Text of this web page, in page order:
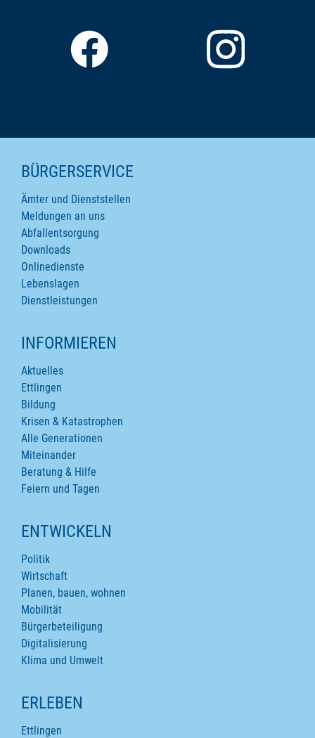
SEITENINHALTE
BÜRGERSERVICE
Ämter und Dienststellen
Meldungen an uns
Abfallentsorgung
Downloads
Onlinedienste
Lebenslagen
Dienstleistungen
INFORMIEREN
Aktuelles
Ettlingen
Bildung
Krisen & Katastrophen
Alle Generationen
Miteinander
Beratung & Hilfe
Feiern und Tagen
ENTWICKELN
Politik
Wirtschaft
Planen, bauen, wohnen
Mobilität
Bürgerbeteiligung
Digitalisierung
Klima und Umwelt
ERLEBEN
Ettlingen